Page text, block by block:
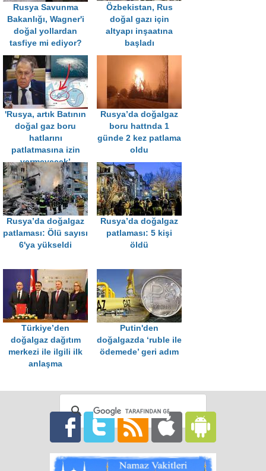
Rusya Savunma
Bakanlığı, Wagner'i
doğal yollardan
tasfiye mi ediyor?
Özbekistan, Rus
doğal gazı için
altyapı inşaatına
başladı
'Rusya, artık Batının
doğal gaz boru
hatlarını
patlatmasına izin
vermeyecek’
Rusya’da doğalgaz
boru hattnda 1
günde 2 kez patlama
oldu
Rusya’da doğalgaz
patlaması: Ölü sayısı
6'ya yükseldi
Rusya’da doğalgaz
patlaması: 5 kişi
öldü
Türkiye’den
doğalgaz dağıtım
merkezi ile ilgili ilk
anlaşma
Putin'den
doğalgazda ‘ruble ile
ödemede’ geri adım